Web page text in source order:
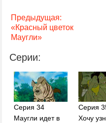
Предыдущая:
«Красный цветок
Маугли»
Серии:
Серия 34
Маугли идет в
Серия
Хочу